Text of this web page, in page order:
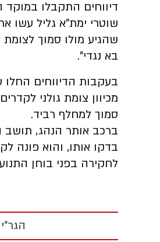
דיווחים התקבלו במוקד
שוטרי ימת"א גליל עשו
שהגיע מולו סמוך
בא נגדי".
בעקבות הדיווחים
מכיוון צומת גולני
סמוך למחלף רביד.
בדקו אותו, והוא פונה
לחקירה בפני בוחן